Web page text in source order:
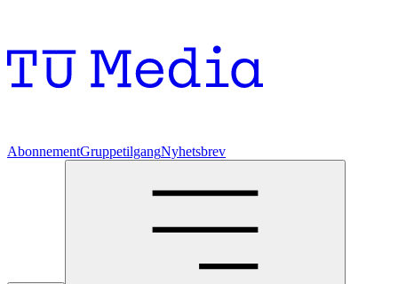
AbonnementGruppetilgangNyhetsbrev